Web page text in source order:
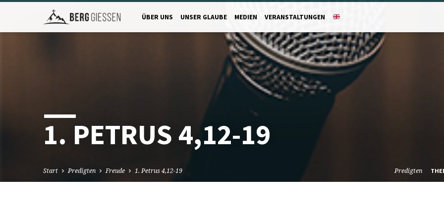
ÜBER UNS UNSER GLAUBE MEDIEN VERANSTALTUNGEN
1. PETRUS 4,12-19
Start Predigten Freude 1. Petrus 4,12-19 Predigten